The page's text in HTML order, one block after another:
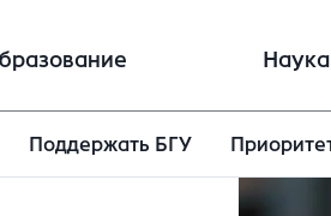
Наука
Поддержать БГУ